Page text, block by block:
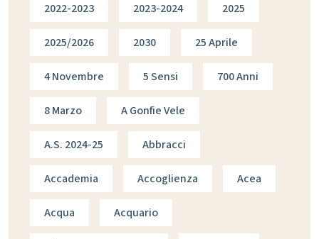
2022-2023 2023-2024 2025
2025/2026 2030 25 Aprile
4 Novembre 5 Sensi 700 Anni
8 Marzo A Gonfie Vele
A.s. 2024-25 Abbracci
Accademia Accoglienza Acea
Acqua Acquario